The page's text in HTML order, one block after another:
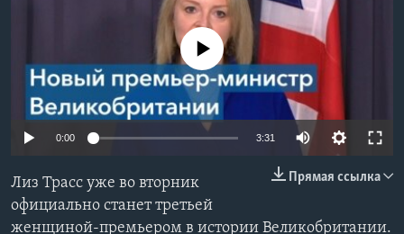
СОЦИАЛЬНЫЕ СЕТИ
No media source currently available
0:00 3:31
Прямая ссылка
Лиз Трасс уже во вторник
официально станет третьей
женщиной-премьером в истории Великобритании.